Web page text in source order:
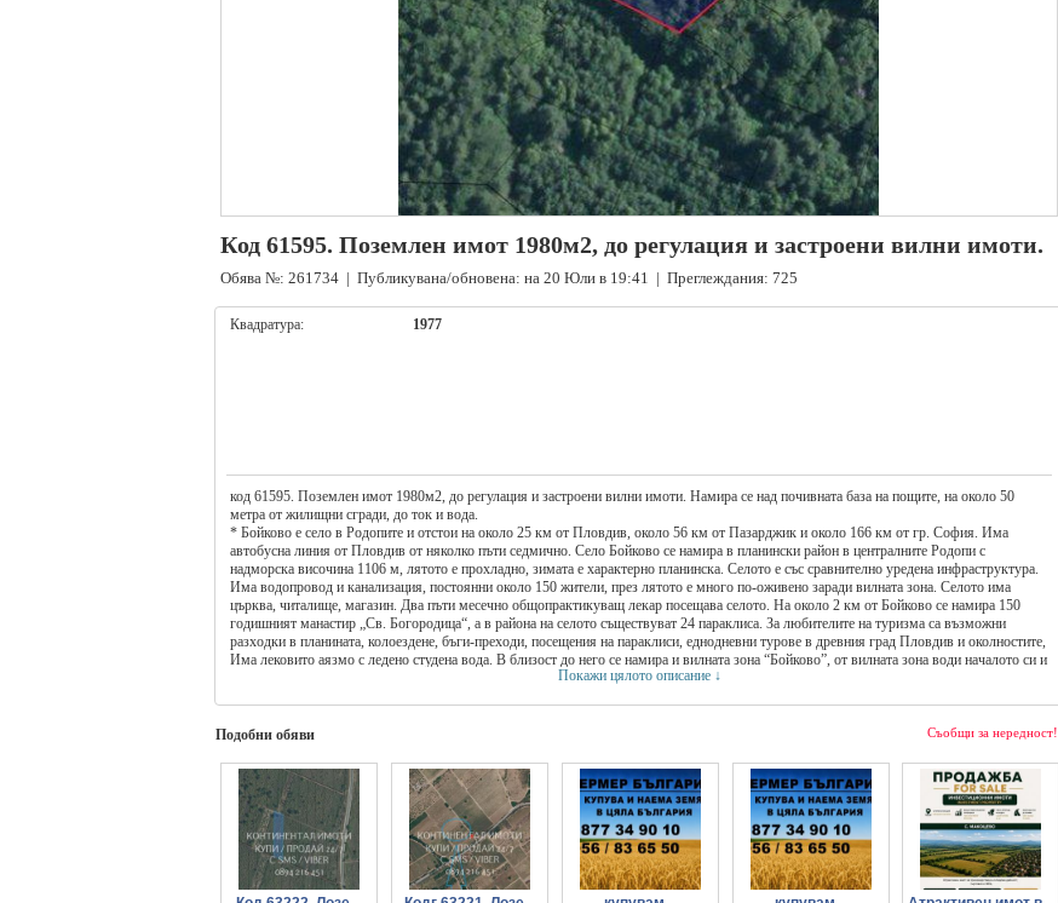
Код 61595. Поземлен имот 1980м2, до регулация и застроени вилни имоти.
Обява №: 261734 | Публикувана/обновена: на 20 Юли в 19:41 | Преглеждания: 725
Квадратура: 1977
код 61595. Поземлен имот 1980м2, до регулация и застроени вилни имоти. Намира се над почивната база на пощите, на около 50
метра от жилищни сгради, до ток и вода.
* Бойково е село в Родопите и отстои на около 25 км от Пловдив, около 56 км от Пазарджик и около 166 км от гр. София. Има
автобусна линия от Пловдив от няколко пъти седмично. Село Бойково се намира в планински район в централните Родопи с
надморска височина 1106 м, лятото е прохладно, зимата е характерно планинска. Селото е със сравнително уредена инфраструктура.
Има водопровод и канализация, постоянни около 150 жители, през лятото е много по-оживено заради вилната зона. Селото има
църква, читалище, магазин. Два пъти месечно общопрактикуващ лекар посещава селото. На около 2 км от Бойково се намира 150
годишният манастир „Св. Богородица“, а в района на селото съществуват 24 параклиса. За любителите на туризма са възможни
разходки в планината, колоездене, бъги-преходи, посещения на параклиси, еднодневни турове в древния град Пловдив и околностите,
Има лековито аязмо с ледено студена вода. В близост до него се намира и вилната зона “Бойково”, от вилната зона води началото си и
пътека, стигаща до хижа Равнища. Любителите на по-дългите разстояния могат да се спуснат от там до село Дедево и след това по
тел. 0894 216 451!
Покажи цялото описание ↓
Съобщи за нередност!
Подобни обяви